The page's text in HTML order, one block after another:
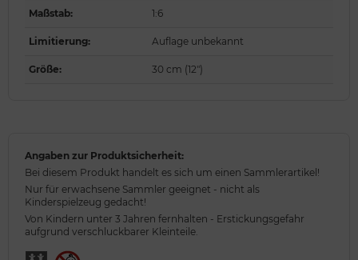
Maßstab: 1:6
Limitierung: Auflage unbekannt
Größe: 30 cm (12")
Angaben zur Produktsicherheit:
Bei diesem Produkt handelt es sich um einen Sammlerartikel!
Nur für erwachsene Sammler geeignet - nicht als
Kinderspielzeug gedacht!
Von Kindern unter 3 Jahren fernhalten - Erstickungsgefahr
aufgrund verschluckbarer Kleinteile.